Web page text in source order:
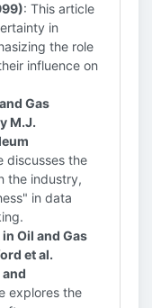
: This article
in
the role
influence on
Gas
M.J.
discusses the
the industry,
in data
Oil and Gas
et al.
explores the